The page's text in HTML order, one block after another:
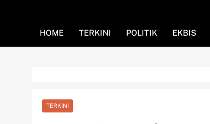
HOME TERKINI POLITIK EKBIS
TERKINI